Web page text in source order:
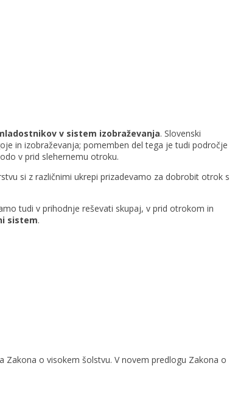
v sistem izobraževanja. Slovenski
in izobraževanja; pomemben del tega je tudi področje
v prid slehernemu otroku.
si z različnimi ukrepi prizadevamo za dobrobit otrok s
tudi v prihodnje reševati skupaj, v prid otrokom in
sistem.
Zakona o visokem šolstvu. V novem predlogu Zakona o